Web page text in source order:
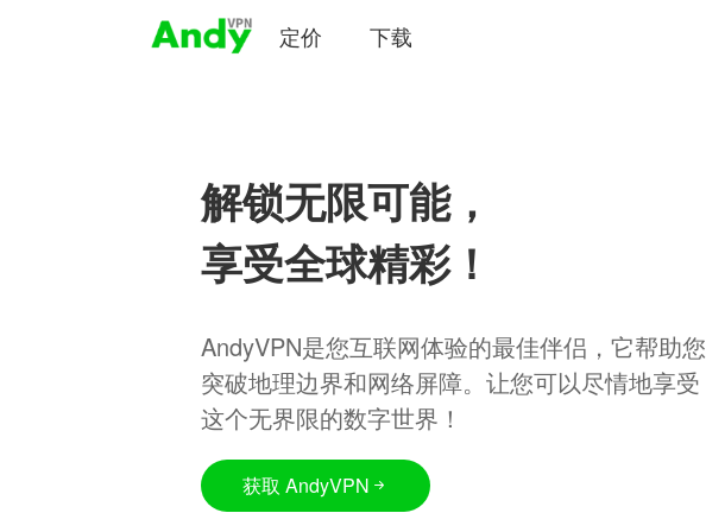
定价 下载
解锁无限可能，
享受全球精彩！
AndyVPN是您互联网体验的最佳伴侣，它帮助您
突破地理边界和网络屏障。让您可以尽情地享受
这个无界限的数字世界！
获取 AndyVPN